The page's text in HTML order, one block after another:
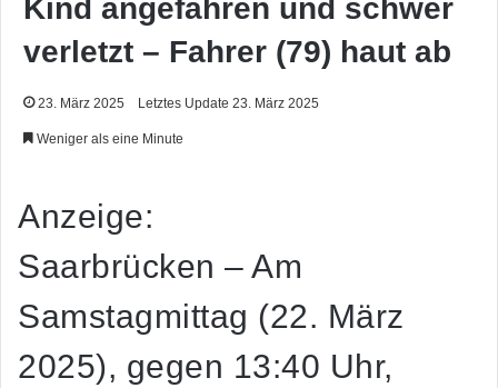
Kind angefahren und schwer
verletzt – Fahrer (79) haut ab
23. März 2025 Letztes Update 23. März 2025
Weniger als eine Minute
Anzeige:
Saarbrücken – Am
Samstagmittag (22. März
2025), gegen 13:40 Uhr,